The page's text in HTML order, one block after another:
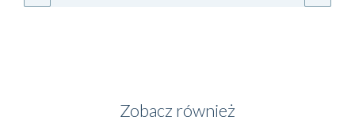
Zobacz również